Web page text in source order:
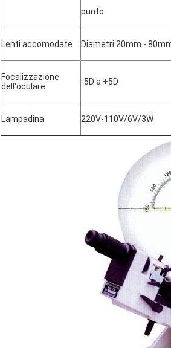
punto
Lenti accomodate Diametri 20mm -
Focalizzazione
dell'oculare
-5D a +5D
Lampadina 220V-110V/6V/3W